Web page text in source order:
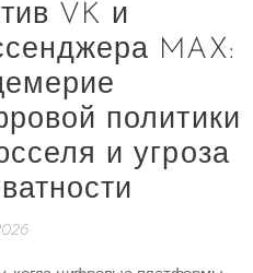
VK и
MAX:
политики
и угроза